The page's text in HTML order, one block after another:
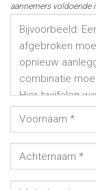
aannemers voldoende